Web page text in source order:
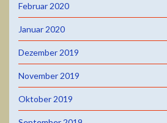
Februar 2020
Januar 2020
Dezember 2019
November 2019
Oktober 2019